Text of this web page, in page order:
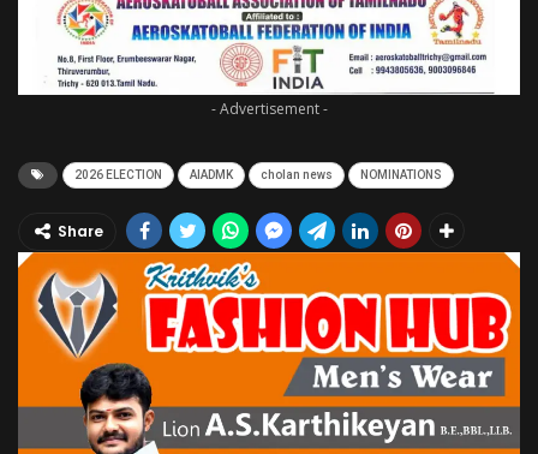
- Advertisement -
2026 ELECTION AIADMK cholan news NOMINATIONS
Share